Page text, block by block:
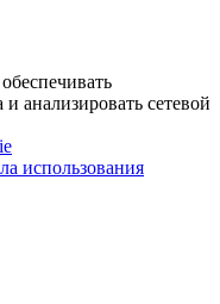
анализировать сетевой
использования